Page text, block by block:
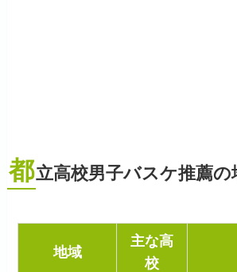
都立高校男子バスケ推薦の
地域
主な高
校